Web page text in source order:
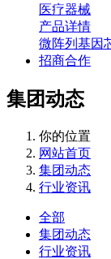
医疗器械
产品详情
微阵列基因
招商合作
集团动态
你的位置
网站首页
集团动态
行业资讯
全部
集团动态
行业资讯